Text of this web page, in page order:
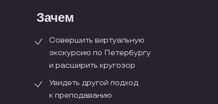
Зачем
Совершить виртуальную
экскурсию по Петербургу
и расширить кругозор
Увидеть другой подход
к преподаванию